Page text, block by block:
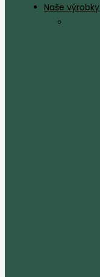
Naše výrobky